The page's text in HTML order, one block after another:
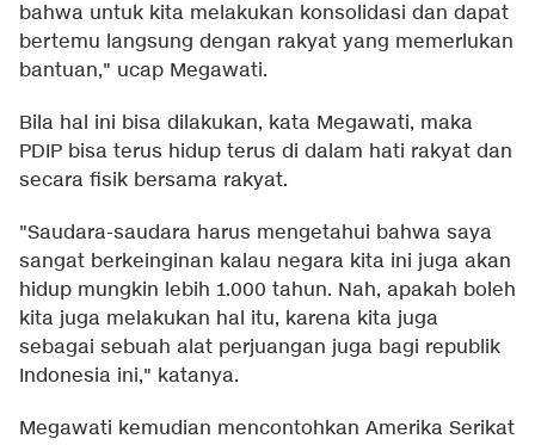
bahwa untuk kita melakukan konsolidasi dan dapat
bertemu langsung dengan rakyat yang memerlukan
bantuan," ucap Megawati.
Bila hal ini bisa dilakukan, kata Megawati, maka
PDIP bisa terus hidup terus di dalam hati rakyat dan
secara fisik bersama rakyat.
"Saudara-saudara harus mengetahui bahwa saya
sangat berkeinginan kalau negara kita ini juga akan
hidup mungkin lebih 1.000 tahun. Nah, apakah boleh
kita juga melakukan hal itu, karena kita juga
sebagai sebuah alat perjuangan juga bagi republik
Indonesia ini," katanya.
Megawati kemudian mencontohkan Amerika Serikat